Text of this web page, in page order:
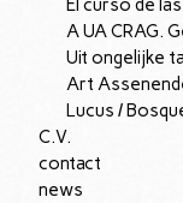
C.V.
contact
news